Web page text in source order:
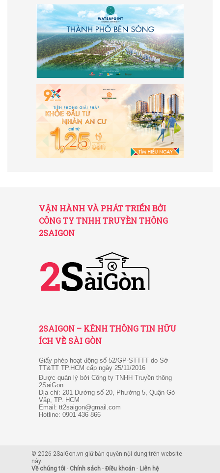
VẬN HÀNH VÀ PHÁT TRIỂN BỞI
CÔNG TY TNHH TRUYỀN THÔNG
2SAIGON
2SAIGON – KÊNH THÔNG TIN HỮU
ÍCH VỀ SÀI GÒN
Giấy phép hoạt động số 52/GP-STTTT do Sở
TT&TT TP.HCM cấp ngày 25/11/2016
Được quản lý bởi Công ty TNHH Truyền thông
2SaiGon
Địa chỉ: 201 Đường số 20, Phường 5, Quận Gò
Vấp, TP. HCM
Email: tt2saigon@gmail.com
Hotline: 0901 436 866
© 2026 2SaiGon.vn giữ bản quyền nội dung trên website
này.
Về chúng tôi - Chính sách - Điều khoản - Liên hệ